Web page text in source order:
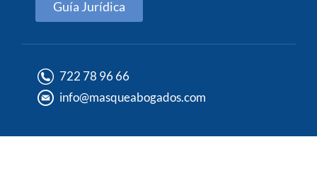
Guía Jurídica
722 78 96 66
info@masqueabogados.com